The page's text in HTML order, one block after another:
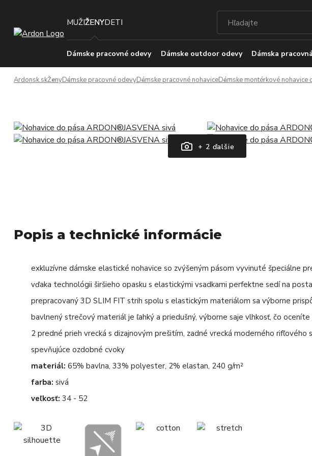
MUŽIŽENYDETI
Dámske pracovné odevy Dámske outdoor odevy Dámska
Ardonsk.skŽenyDámske pracovné odevyDámske pracovné nohaviceDámske montérkové nohavice
+ 2 ďalšie
Popis a technické informácie
exkluzívne dámske elastické nohavice so zvýšeným pásom vyvinuté špeciálne
vďaka technológii širšieho opasku s elastickými vsadkami perfektne sedí na
prepracovaný 3D SLIM FIT strih spolu s elastickým materiálom sa výborne
bavlnený strečový materiál je ľahký a priedušný, výborne saje vlhkosť, čo
2 predné prieh vrecká s dizajnovým prešitím, zadné vrecká moderného rifľového
spevňujúce ozdobné cvoky
materiál: 65% bavlna, 33% polyester, 2% elastan, 240 g/m²
farba: sivá
veľkosť: 34 - 52